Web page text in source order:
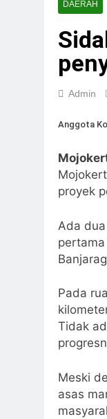
DAERAH
Admin
Anggota
proyek
Ada
Pada
Tidak
Meski
asas